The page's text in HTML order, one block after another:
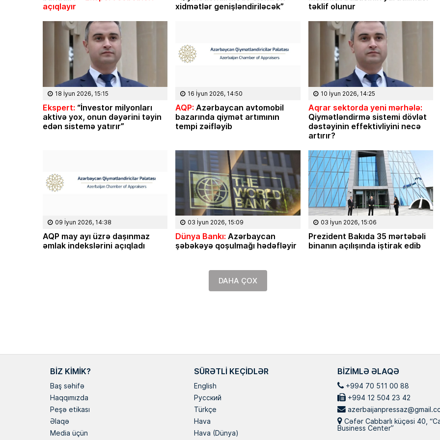
açıqlayır
xidmətlər genişləndiriləcək”
təklif olunur
18 İyun 2026, 15:15
Ekspert: “İnvestor milyonları
aktivə yox, onun dəyərini təyin
edən sistemə yatırır”
16 İyun 2026, 14:50
AQP: Azərbaycan avtomobil
bazarında qiymət artımının
tempi zəifləyib
10 İyun 2026, 14:25
Aqrar sektorda yeni mərhələ:
Qiymətləndirmə sistemi dövlət
dəstəyinin effektivliyini necə
artırır?
09 İyun 2026, 14:38
AQP may ayı üzrə daşınmaz
əmlak indekslərini açıqladı
03 İyun 2026, 15:09
Dünya Bankı: Azərbaycan
şəbəkəyə qoşulmağı hədəfləyir
03 İyun 2026, 15:06
Prezident Bakıda 35 mərtəbəli
binanın açılışında iştirak edib
DAHA ÇOX
08 Fevral 2024, 15:32
Rəsmiyyə Sabir poeziyası –
Ayıq Səmədovun
təqdimatında
Masallı rayonunun Ərkivan
anadan olub. Memarlıq və İnşaat
Universitetini iqtisadçı-mühəndis
üzrə bitirib. İqtisad elmləri doktorudur.
BIZ KIMIK?
Baş səhifə
Haqqımızda
Peşə etikası
Əlaqə
Media üçün
SÜRƏTLI KEÇIDLƏR
English
Русский
Türkçe
Hava
Hava (Dünya)
BIZIMLƏ ƏLAQƏ
+994 70 511 00 88
+994 12 504 23 42
Cəfər Cabbarlı küçəsi 40,
Business Center”